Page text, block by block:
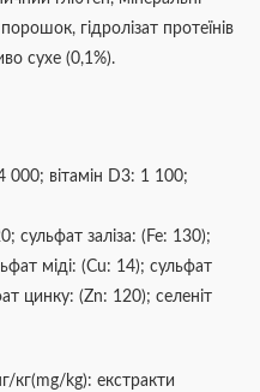
гідролізат протеїнів
сухе (0,1%).
000; вітамін D3: 1 100;
сульфат заліза: (Fe: 130);
міді: (Cu: 14); сульфат
цинку: (Zn: 120); селеніт
кг(mg/kg): екстракти